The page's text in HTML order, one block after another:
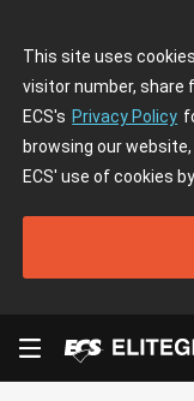
This site uses
visitor number, share
ECS's Privacy Policy
browsing our
ECS' use of cookies